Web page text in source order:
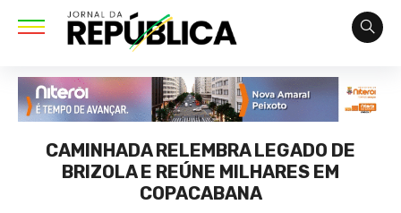
CAMINHADA RELEMBRA LEGADO DE
BRIZOLA E REÚNE MILHARES EM
COPACABANA